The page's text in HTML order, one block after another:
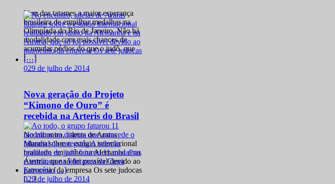
Vem dos tatames a maior esperança
brasileira de empilhar medalhas na
Olimpíada do Rio de Janeiro. Não há
modalidade com mais chances de
acumular pódios do que o judô, que
[…]
029 de julho de 2014
Nova geração do Projeto
“Kimono de Ouro” é
recebida na Arteris do Brasil
No encontro, atletas de Araras
falaram sobre o estágio internacional
realizado em junho na Alemanha e na
Áustria, que só foi possível devido ao
patrocínio da empresa Os sete judocas
[…]
029 de julho de 2014